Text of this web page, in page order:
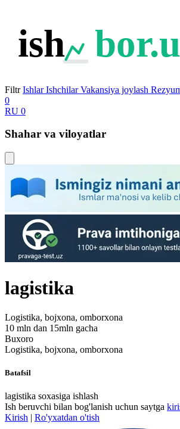
ish
Filtr Ishlar Ishchilar Vakansiya joylash
0
RU 0
Shahar va viloyatlar
lagistika
Logistika, bojxona, omborxona
10 mln dan 15mln gacha
Buxoro
Logistika, bojxona, omborxona
Batafsil
lagistika soxasiga ishlash
Ish beruvchi bilan bog'lanish uchun saytga
Kirish | Ro'yxatdan o'tish